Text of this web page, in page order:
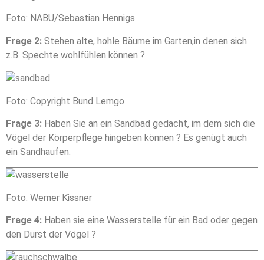
Foto: NABU/Sebastian Hennigs
Frage 2: Stehen alte, hohle Bäume im Garten,in denen sich
z.B. Spechte wohlfühlen können ?
Foto: Copyright Bund Lemgo
Frage 3: Haben Sie an ein Sandbad gedacht, im dem sich die
Vögel der Körperpflege hingeben können ? Es genügt auch
ein Sandhaufen.
Foto: Werner Kissner
Frage 4: Haben sie eine Wasserstelle für ein Bad oder gegen
den Durst der Vögel ?
Notwendig
Diese
Cookies
sind nicht
optional. Sie
benötigt,
damit die
Website
funktioniert.
Mit diesen
können wir die
Funktionsweise
der Website